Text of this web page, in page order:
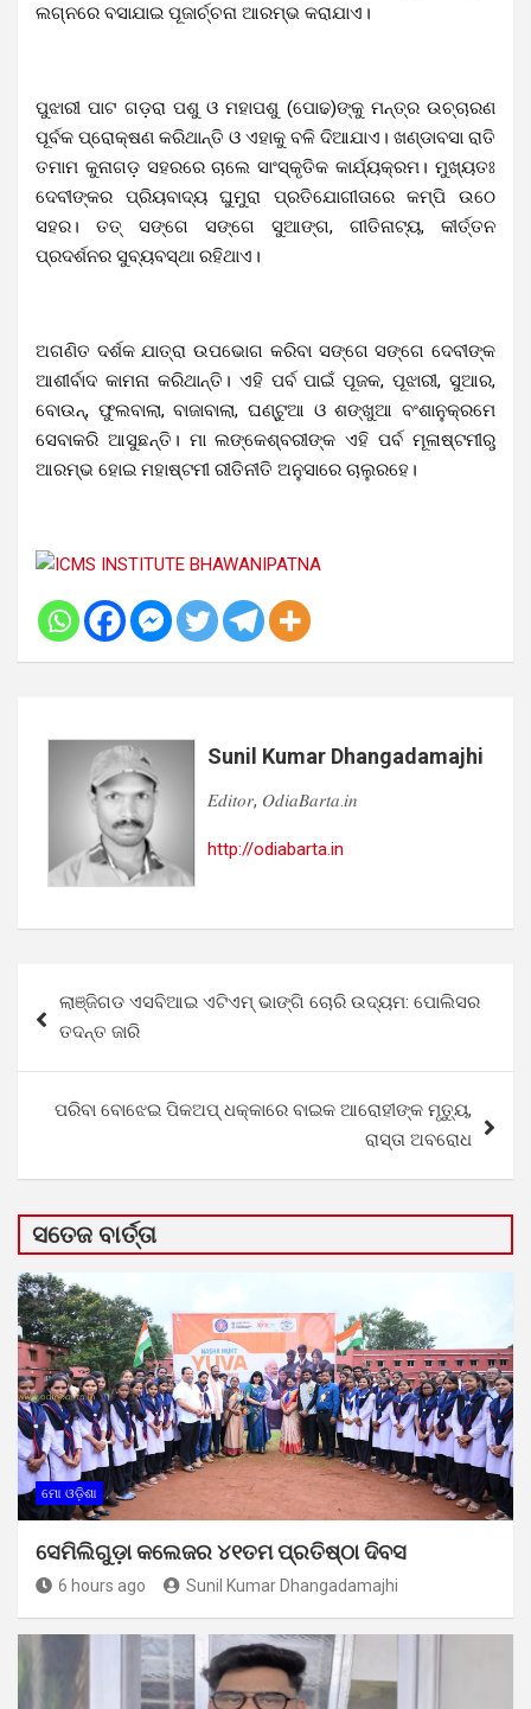
ଲଗ୍ନରେ ବସାଯାଇ ପୂଜାର୍ଚ୍ଚନା ଆରମ୍ଭ କରାଯାଏ।
ପୁଝାରୀ ପାଟ ଗଡ଼ରା ପଶୁ ଓ ମହାପଶୁ (ପୋଢ)ଙ୍କୁ ମନ୍ତ୍ର ଉଚ୍ଚାରଣ
ପୂର୍ବକ ପ୍ରୋକ୍ଷଣ କରିଥାନ୍ତି ଓ ଏହାକୁ ବଳି ଦିଆଯାଏ। ଖଣ୍ଡାବସା ରାତି
ତମାମ କୁନାଗଡ଼ ସହରରେ ଚାଲେ ସାଂସ୍କୃତିକ କାର୍ଯ୍ୟକ୍ରମ। ମୁଖ୍ୟତଃ
ଦେବୀଙ୍କର ପ୍ରିୟବାଦ୍ୟ ଘୁମୁରା ପ୍ରତିଯୋଗୀତାରେ କମ୍ପି ଉଠେ
ସହର। ତତ୍ ସଙ୍ଗେ ସଙ୍ଗେ ସୁଆଙ୍ଗ, ଗୀତିନାଟ୍ୟ, କୀର୍ତ୍ତନ
ପ୍ରଦର୍ଶନର ସୁବ୍ୟବସ୍ଥା ରହିଥାଏ।
ଅଗଣିତ ଦର୍ଶକ ଯାତ୍ରା ଉପଭୋଗ କରିବା ସଙ୍ଗେ ସଙ୍ଗେ ଦେବୀଙ୍କ
ଆଶୀର୍ବାଦ କାମନା କରିଥାନ୍ତି। ଏହି ପର୍ବ ପାଇଁ ପୂଜକ, ପୂଝାରୀ, ସୁଆର,
ବୋଉନ୍, ଫୁଲବାଲା, ବାଜାବାଲା, ଘଣ୍ଟୁଆ ଓ ଶଙ୍ଖୁଆ ବଂଶାନୁକ୍ରମେ
ସେବାକରି ଆସୁଛନ୍ତି। ମା ଲଙ୍କେଶ୍ବରୀଙ୍କ ଏହି ପର୍ବ ମୂଳାଷ୍ଟମୀରୁ
ଆରମ୍ଭ ହୋଇ ମହାଷ୍ଟମୀ ରୀତିନୀତି ଅନୁସାରେ ଚାଲୁରହେ।
Sunil Kumar Dhangadamajhi
𝐸𝑑𝑖𝑡𝑜𝑟, 𝑂𝑑𝑖𝑎𝐵𝑎𝑟𝑡𝑎.𝑖𝑛
http://odiabarta.in
navigation
ଲାଞ୍ଜିଗଡ ଏସବିଆଇ ଏଟିଏମ୍ ଭାଙ୍ଗି ଚୋରି ଉଦ୍ୟମ: ପୋଲିସର
ତଦନ୍ତ ଜାରି
ପରିବା ବୋଝେଇ ପିକଅପ୍ ଧକ୍କାରେ ବାଇକ ଆରୋହୀଙ୍କ ମୃତ୍ୟୁ,
ରାସ୍ତା ଅବରୋଧ
ସତେଜ ବାର୍ତ୍ତା
ମୋ ଓଡ଼ିଶା
ସେମିଲିଗୁଡ଼ା କଲେଜର ୪୧ତମ ପ୍ରତିଷ୍ଠା ଦିବସ
6 hours ago Sunil Kumar Dhangadamajhi